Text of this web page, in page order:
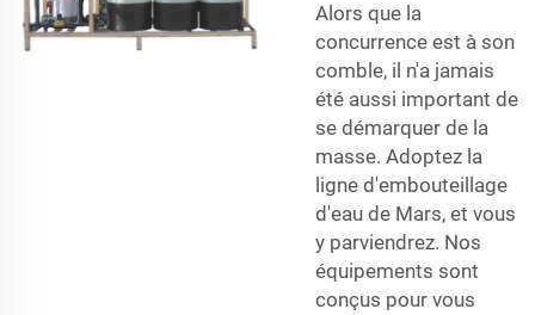
Alors que la
concurrence est à son
comble, il n'a jamais
été aussi important de
se démarquer de la
masse. Adoptez la
ligne d'embouteillage
d'eau de Mars, et vous
y parviendrez. Nos
équipements sont
conçus pour vous